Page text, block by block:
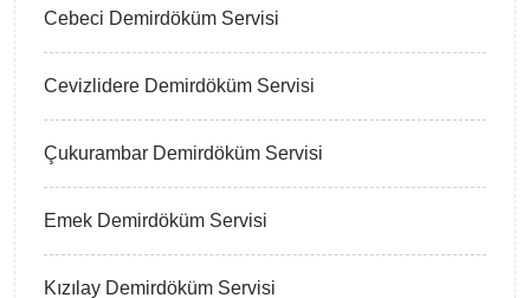
Cebeci Demirdöküm Servisi
Cevizlidere Demirdöküm Servisi
Çukurambar Demirdöküm Servisi
Emek Demirdöküm Servisi
Kızılay Demirdöküm Servisi